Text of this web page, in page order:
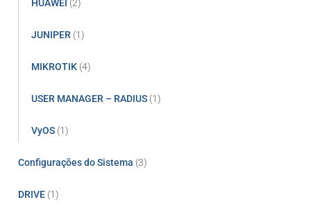
HUAWEI (2)
JUNIPER (1)
MIKROTIK (4)
USER MANAGER – RADIUS (1)
VyOS (1)
Configurações do Sistema (3)
DRIVE (1)